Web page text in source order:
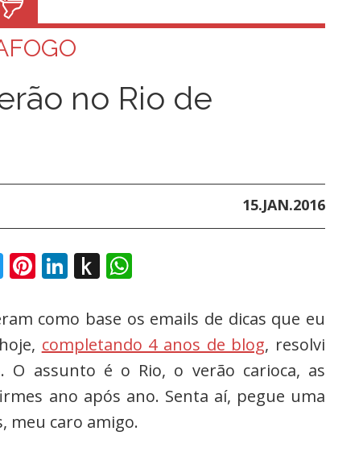
no Rio de
15.JAN.2016
Twitter
Pinterest
LinkedIn
Push
Kindle
como base os emails de dicas que eu
completando 4 anos de blog, resolvi
assunto é o Rio, o verão carioca, as
ano após ano. Senta aí, pegue uma
meu caro amigo.